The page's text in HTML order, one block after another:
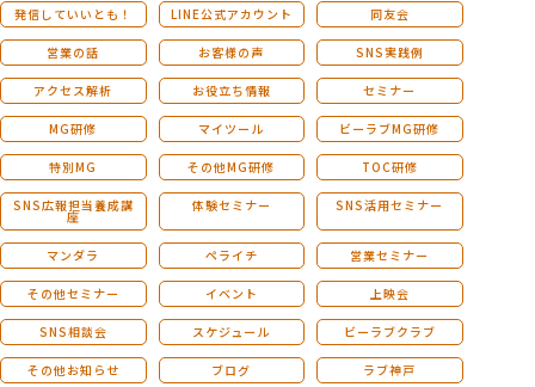
発信していいとも！ LINE公式アカウント 同友会
営業の話 お客様の声 SNS実践例
アクセス解析 お役立ち情報 セミナー
MG研修 マイツール ビーラブMG研修
特別MG その他MG研修 TOC研修
SNS広報担当養成講
座
体験セミナー SNS活用セミナー
マンダラ ペライチ 営業セミナー
その他セミナー イベント 上映会
SNS相談会 スケジュール ビーラブクラブ
その他お知らせ ブログ ラブ神戸